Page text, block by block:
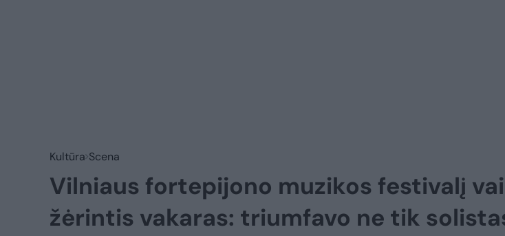
Kultūra Scena
Vilniaus fortepijono muzikos festivalį
žėrintis vakaras: triumfavo ne tik